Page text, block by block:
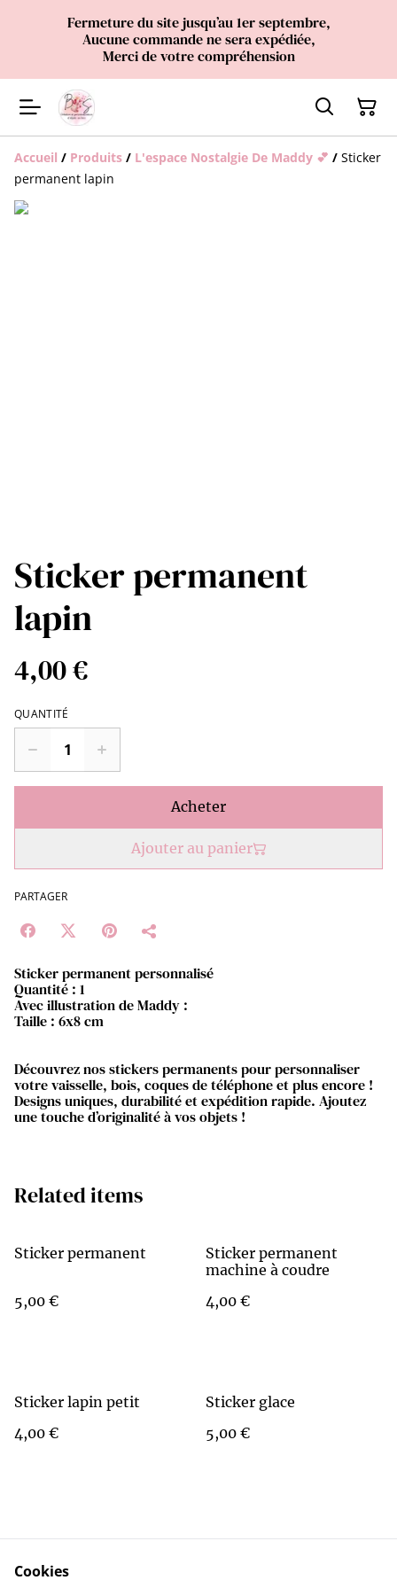
Fermeture du site jusqu’au 1er septembre,
Aucune commande ne sera expédiée,
Merci de votre compréhension
Accueil / Produits / L'espace Nostalgie De Maddy 💕 / Sticker
permanent lapin
Sticker permanent
lapin
4,00 €
QUANTITÉ
Acheter
Ajouter au panier
PARTAGER
Sticker permanent personnalisé
Quantité : 1
Avec illustration de Maddy :
Taille : 6x8 cm
Découvrez nos stickers permanents pour personnaliser
votre vaisselle, bois, coques de téléphone et plus encore !
Designs uniques, durabilité et expédition rapide. Ajoutez
une touche d’originalité à vos objets !
Related items
Sticker permanent
5,00 €
Sticker permanent
machine à coudre
4,00 €
Sticker lapin petit
4,00 €
Sticker glace
5,00 €
Cookies